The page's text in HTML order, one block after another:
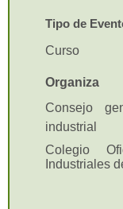
Tipo de
Curso
Organiza
Consejo
industrial
Colegio
Industriales